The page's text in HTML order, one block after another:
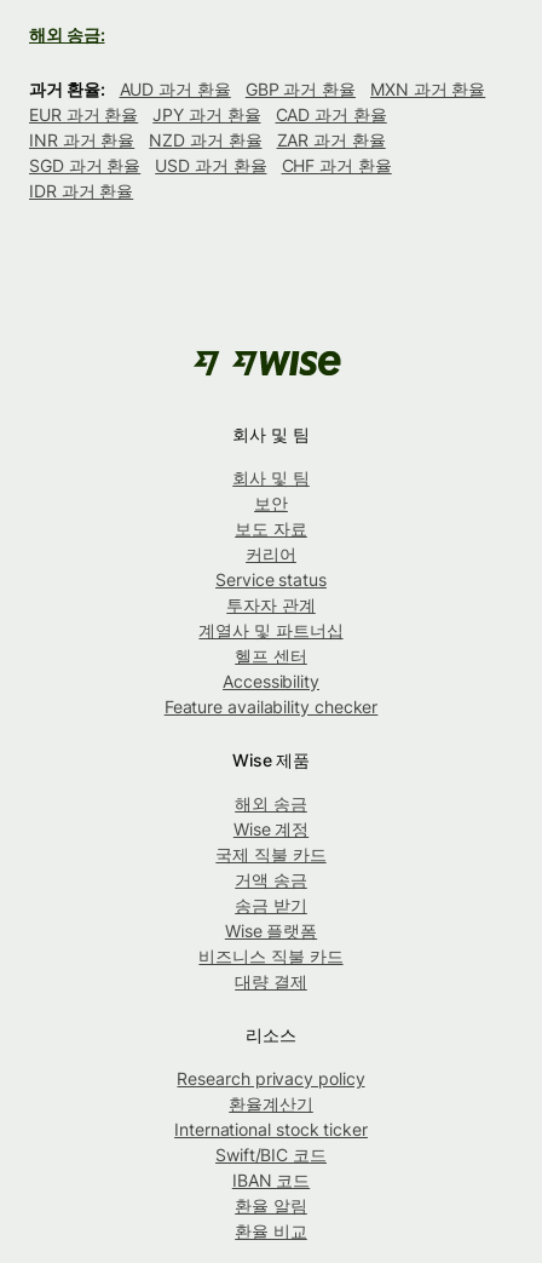
해외 송금:
과거 환율: AUD 과거 환율 GBP 과거 환율
MXN 과거 환율
EUR 과거 환율
JPY 과거 환율
CAD 과거 환율
INR 과거 환율
NZD 과거 환율
ZAR 과거 환율
SGD 과거 환율
USD 과거 환율
CHF 과거 환율
IDR 과거 환율
회사 및 팀
회사 및 팀
보안
보도 자료
커리어
Service status
투자자 관계
계열사 및 파트너십
헬프 센터
Accessibility
Feature availability checker
Wise 제품
해외 송금
Wise 계정
국제 직불 카드
거액 송금
송금 받기
Wise 플랫폼
비즈니스 직불 카드
대량 결제
리소스
Research privacy policy
환율계산기
International stock ticker
Swift/BIC 코드
IBAN 코드
환율 알림
환율 비교